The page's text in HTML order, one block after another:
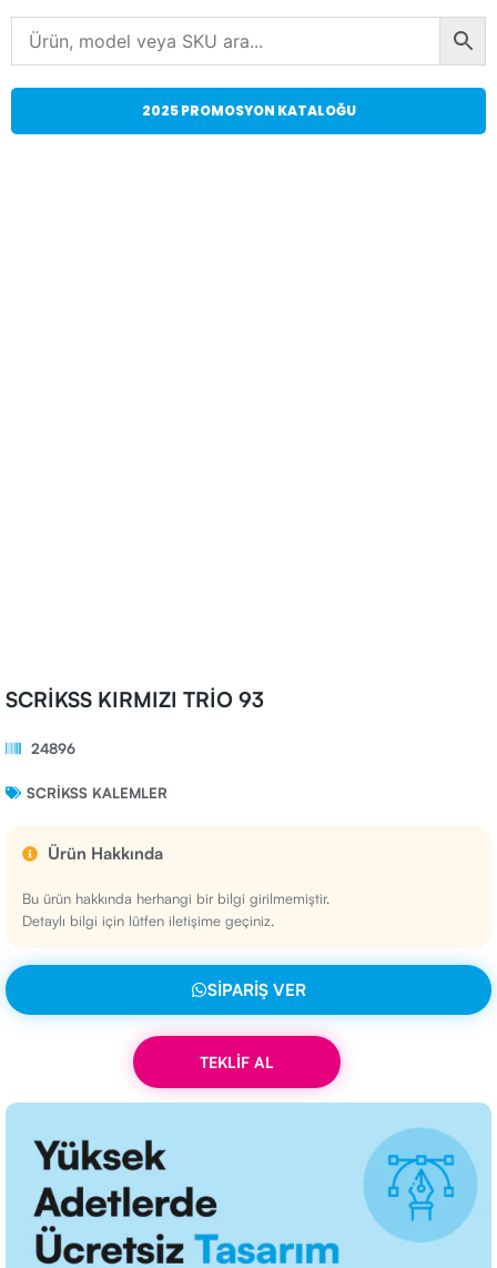
2025 PROMOSYON KATALOĞU
SCRİKSS KIRMIZI TRİO 93
24896
SCRIKSS KALEMLER
Ürün Hakkında
Bu ürün hakkında herhangi bir bilgi girilmemiştir.
Detaylı bilgi için lütfen iletişime geçiniz.
SIPARIŞ VER
TEKLİF AL